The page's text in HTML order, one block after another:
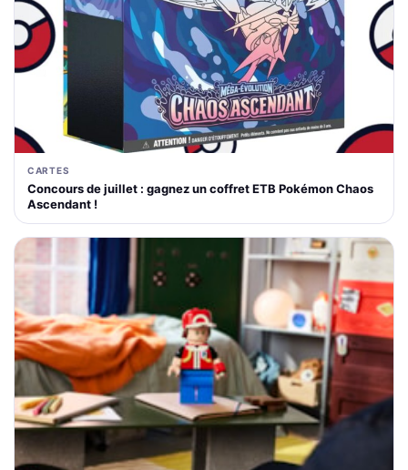
CARTES
Concours de juillet : gagnez un coffret ETB Pokémon Chaos
Ascendant !